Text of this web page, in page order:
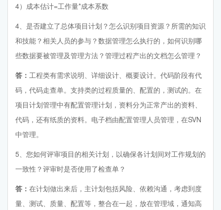
4）成本估计=工作量*成本系数
4、是否建立了总体项目计划？怎么识别项目资源？所需的知识
和技能？相关人员的参与？数据管理怎么执行的，如何识别哪
些数据要被管理及管理方法？管理过程产出的文档怎么管理？
答： 工程类有需求说明、详细设计、概要设计。代码阶段有代
码，代码走查单。支持类的过程质量的、配置的，测试的。在
项目计划管理中有配置管理计划，资料分为正常产出的资料、
代码，还有纸质的资料。电子档由配置管理人员管理，在SVN
中管理。
5、您如何评审项目的相关计划，以确保各计划间对工作规划的
一致性？评审时是否使用了检查单？
答： 在计划做出来后，主计划包括风险、依赖沟通，考虑到度
量、测试、质量、配置等，整合在一起，放在管理域，通知高